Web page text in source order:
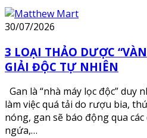
30/07/2026
3 LOẠI THẢO DƯỢC
GIẢI ĐỘC TỰ NHIÊN
Gan là “nhà máy lọc độc” duy
làm việc quá tải do rượu bia,
nóng, gan sẽ báo động qua
ngứa,…